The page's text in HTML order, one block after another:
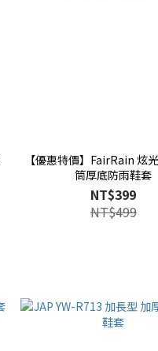
【優惠特價】FairRain 炫
筒厚底防雨鞋套
NT$399
NT$499